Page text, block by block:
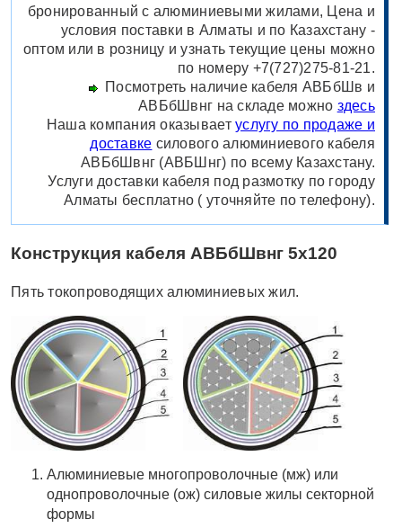
бронированный с алюминиевыми жилами, Цена и
условия поставки в Алматы и по Казахстану -
оптом или в розницу и узнать текущие цены можно
по номеру +7(727)275-81-21.
Посмотреть наличие кабеля АВБбШв и
АВБбШвнг на складе можно здесь
Наша компания оказываетуслугу по продаже и
доставке силового алюминиевого кабеля
АВБбШвнг (АВБШнг) по всему Казахстану.
Услуги доставки кабеля под размотку по городу
Алматы бесплатно ( уточняйте по телефону).
Конструкция кабеля АВБбШвнг 5х120
Пять токопроводящих алюминиевых жил.
Алюминиевые многопроволочные (мж) или
однопроволочные (ож) силовые жилы секторной
формы